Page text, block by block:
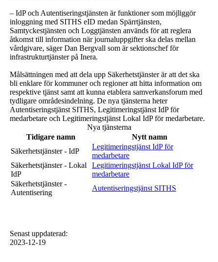
– IdP och Autentiseringstjänsten är funktioner som möjliggör
inloggning med SITHS eID medan Spärrtjänsten,
Samtyckestjänsten och Loggtjänsten används för att reglera
åtkomst till information när journaluppgifter ska delas mellan
vårdgivare, säger Dan Bergvall som är sektionschef för
infrastrukturtjänster på Inera.
Målsättningen med att dela upp Säkerhetstjänster är att det ska
bli enklare för kommuner och regioner att hitta information om
respektive tjänst samt att kunna etablera samverkansforum med
tydligare områdesindelning. De nya tjänsterna heter
Autentiseringstjänst SITHS, Legitimeringstjänst IdP för
medarbetare och Legitimeringstjänst Lokal IdP för medarbetare.
Nya tjänsterna
Tidigare namn
Nytt namn
Säkerhetstjänster - IdP
Legitimeringstjänst IdP för
medarbetare
Säkerhetstjänster - Lokal
IdP
Legitimeringstjänst Lokal IdP för
medarbetare
Säkerhetstjänster -
Autentisering
Autentiseringstjänst SITHS
Senast uppdaterad:
2023-12-19